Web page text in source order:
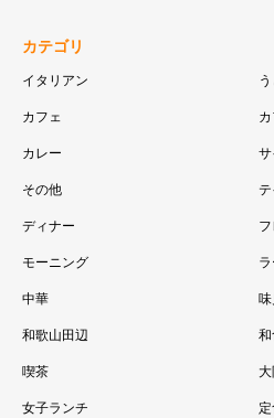
カテゴリ
イタリアン
カフェ
カレー サ
その他 テ
ディナー
モーニング
中華 味
和歌山田辺
喫茶
女子ランチ